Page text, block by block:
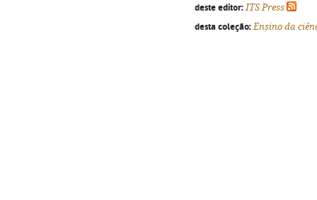
deste editor: ITS Press
desta coleção: Ensino da